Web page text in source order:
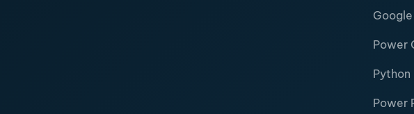
Power
Python
Power